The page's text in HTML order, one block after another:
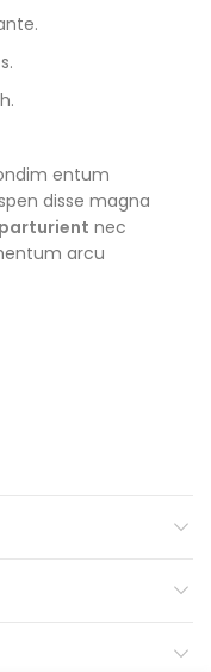
entum
disse magna
parturient nec
arcu